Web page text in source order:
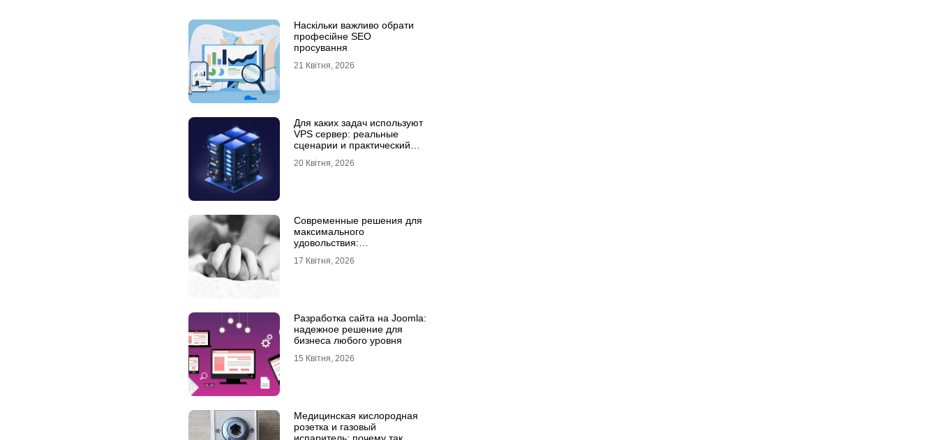
Наскільки важливо обрати
професійне SEO
просування
21 Квітня, 2026
Для каких задач используют
VPS сервер: реальные
сценарии и практический
20 Квітня, 2026
Современные решения для
максимального
удовольствия:
Womanizer для женщин
17 Квітня, 2026
Разработка сайта на Joomla:
надежное решение для
бизнеса любого уровня
15 Квітня, 2026
Медицинская кислородная
розетка и газовый